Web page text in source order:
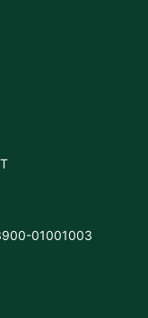
01001003